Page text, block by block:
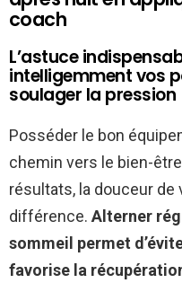
coach
L’astuce
intelligemment vos
soulager la pression
Posséder le bon
chemin vers le bien-
résultats, la douceur
différence. Alterner
sommeil permet
favorise la